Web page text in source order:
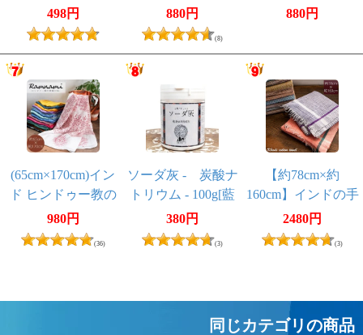
チュラルファブリ
ック〔幅約100cm〕
498円
【約160cm×約
73cm】
880円
(8)
な生成りを囲む
ロス ハンカチ
ランチョンマット
やお弁当包みなど
へ
880円
(65cm×170cm)イン
ド ヒンドゥー教の
薄ラムナミスカー
フ
980円
(36)
ソーダ灰 - 炭酸ナ
トリウム - 100g[藍
溶解剤]
380円
(3)
【約78cm×約
160cm】インドの手
紡ぎ布 カディコ
ットンのガムチャ
2480円
(3)
同じカテゴリの商品